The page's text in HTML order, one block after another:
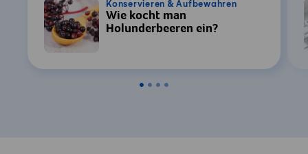
Einstellungen
Konservieren & Aufbewahren
Wie kocht man
Holunderbeeren ein?